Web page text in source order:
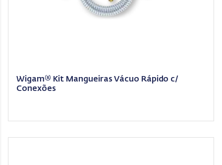
Wigam® Kit Mangueiras Vácuo Rápido c/
Conexões